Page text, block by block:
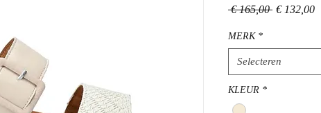
€ 165,00 Normale
€ 132,00
MERK *
Selecteren
KLEUR *